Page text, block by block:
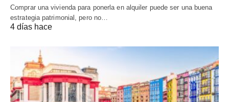
Comprar una vivienda para ponerla en alquiler puede ser una buena
estrategia patrimonial, pero no…
4 días hace